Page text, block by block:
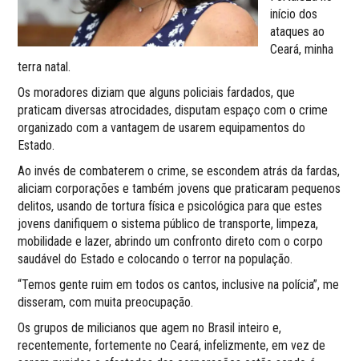
início dos
ataques ao
Ceará, minha
terra natal.
Os moradores diziam que alguns policiais fardados, que
praticam diversas atrocidades, disputam espaço com o crime
organizado com a vantagem de usarem equipamentos do
Estado.
Ao invés de combaterem o crime, se escondem atrás da fardas,
aliciam corporações e também jovens que praticaram pequenos
delitos, usando de tortura física e psicológica para que estes
jovens danifiquem o sistema público de transporte, limpeza,
mobilidade e lazer, abrindo um confronto direto com o corpo
saudável do Estado e colocando o terror na população.
“Temos gente ruim em todos os cantos, inclusive na polícia”, me
disseram, com muita preocupação.
Os grupos de milicianos que agem no Brasil inteiro e,
recentemente, fortemente no Ceará, infelizmente, em vez de